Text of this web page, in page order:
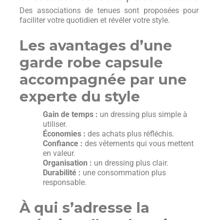
Des associations de tenues sont proposées pour
faciliter votre quotidien et révéler votre style.
Les avantages d’une
garde robe capsule
accompagnée par une
experte du style
Gain de temps : un dressing plus simple à
utiliser.
Économies : des achats plus réfléchis.
Confiance : des vêtements qui vous mettent
en valeur.
Organisation : un dressing plus clair.
Durabilité : une consommation plus
responsable.
À qui s’adresse la